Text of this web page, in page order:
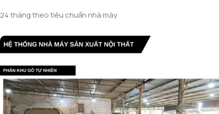
24 tháng theo tiêu chuẩn nhà máy